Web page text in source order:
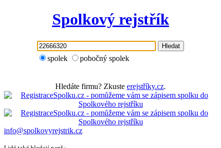
Spolkový rejstřík
Hledat
spolek pobočný spolek
Hledáte firmu? Zkuste erejstříky.cz.
info@spolkovyrejstrik.cz